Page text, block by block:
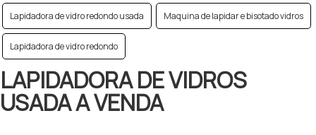
Lapidadora de vidro redondo usada Maquina de lapidar e bisotado vidros
Lapidadora de vidro redondo
LAPIDADORA DE VIDROS
USADA A VENDA